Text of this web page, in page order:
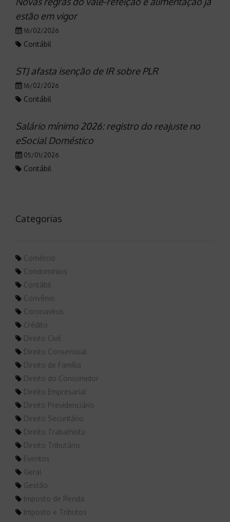
estão em vigor
16/02/2026
Contábil
STJ afasta isenção de IR sobre PLR
16/02/2026
Contábil
Salário mínimo 2026: registro do reajuste no
eSocial Doméstico
05/01/2026
Contábil
Categorias
Comércio
Condomínios
Contábil
Convênio
Coronavírus
Crédito
Direito Civil
Direito Consensual
Direito de Família
Direito do Consumidor
Direito Empresarial
Direito Previdenciário
Direito Securitário
Direito Trabalhista
Direito Tributário
Eventos
Geral
Gestão
Imposto de Renda
Imposto e Tributos